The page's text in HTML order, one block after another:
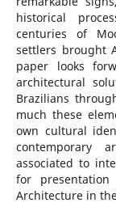
historical
centuries of
settlers brought
paper looks
architectural
Brazilians
much these
own cultural
contemporary
associated to
for
Architecture in